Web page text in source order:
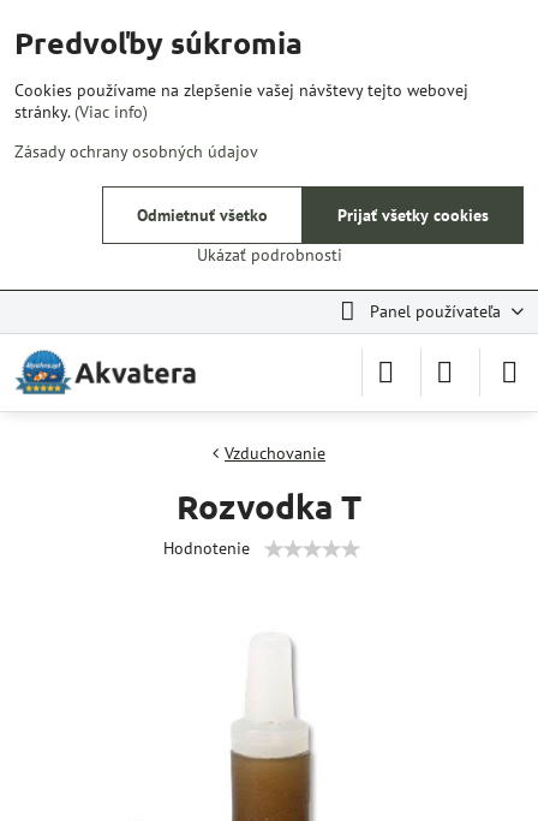
Panel používateľa
Vzduchovanie
Rozvodka T
Hodnotenie
Predvoľby súkromia
Cookies používame na zlepšenie vašej návštevy tejto webovej
stránky.(Viac info)
Zásady ochrany osobných údajov
Ukázať podrobnosti
Prijať všetky cookies
Odmietnuť všetko